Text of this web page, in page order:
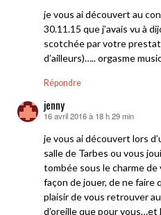
je vous ai découvert au
30.11.15 que j’avais vu à
scotchée par votre
d’ailleurs)….. orgasme
Répondre
jenny
dit :
16 avril 2016 à 18 h 29 min
je vous ai découvert lors
salle de Tarbes ou vous
tombée sous le charme
façon de jouer, de ne faire
plaisir de vous retrouver
d’oreille que pour vous…et